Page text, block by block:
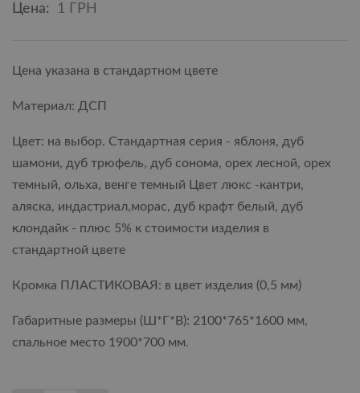
Цена: 1 ГРН
Цена указана в стандартном цвете
Материал: ДСП
Цвет: на выбор. Стандартная серия - яблоня, дуб
шамони, дуб трюфель, дуб сонома, орех лесной, орех
темный, ольха, венге темный Цвет люкс -кантри,
аляска, индастриал,морас, дуб крафт белый, дуб
клондайк - плюс 5% к стоимости изделия в
стандартной цвете
Кромка ПЛАСТИКОВАЯ: в цвет изделия (0,5 мм)
Габаритные размеры (Ш*Г*В): 2100*765*1600 мм,
спальное место 1900*700 мм.